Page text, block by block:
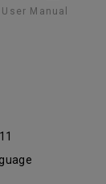
Manual